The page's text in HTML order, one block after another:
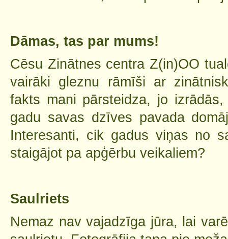
Dāmas, tas par mums!
Cēsu Zinātnes centra Z(in)OO
vairāki gleznu rāmīši ar
fakts mani pārsteidza, jo
gadu savas dzīves pavada
Interesanti, cik gadus viņas no
staigājot pa apģērbu veikaliem?
Saulriets
Nemaz nav vajadzīga jūra, lai